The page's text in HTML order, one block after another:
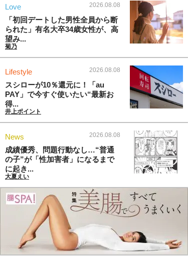
Love 2026.08.08
「初回デートした男性全員から断
られた」有名大卒34歳女性が、高
望み...
菊乃
Lifestyle 2026.08.08
スシローが10％還元に！「au
PAY」で今すぐ使いたい“最新お
得...
井上ポイント
News 2026.08.08
成績優秀、問題行動なし…“普通
の子”が「性加害者」になるまで
に起き...
大夏えい